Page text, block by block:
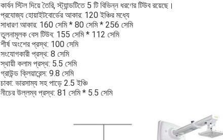
কার্বন স্টিল দিয়ে তৈরি, স্ট্যান্ডটিতে 5 টি বিভিন্ন ধরণের টিউব রয়েছে।
প্রযোজ্য হোয়াইটবোর্ডের আকার: 120 ইঞ্চির মধ্যে
সাধারণ আকার: 160 সেমি * 80 সেমি * 256 সেমি
তুলনামূলক বেস টিউব: 155 সেমি * 112 সেমি
শীর্ষ অংশের প্রস্থ: 100 সেমি
সংযোগকারী প্রস্থ: 8 সেমি
স্থায়ী কলাম প্রস্থ: 5.5 সেমি
গ্রাউন্ড ক্লিয়ারেন্স: 9.8 সেমি
চাকা: ভারসাম্য সহ পাড়ে 2.5 ইঞ্চি
নীচের উল্লম্ব প্রস্থ: 81 সেমি * 5.5 সেমি